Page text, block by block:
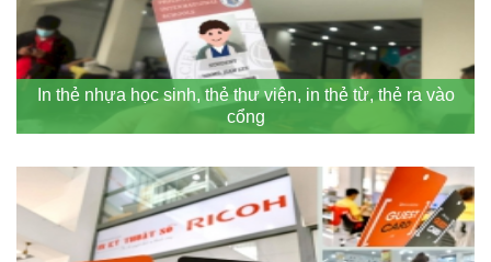
In thẻ nhựa học sinh, thẻ thư viện, in thẻ từ, thẻ ra vào
cổng